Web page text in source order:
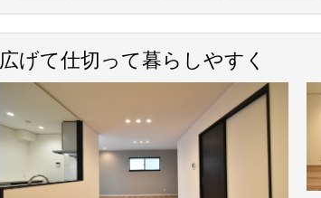
広げて仕切って暮らしやすく